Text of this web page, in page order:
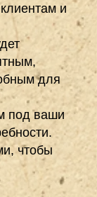
и
для
под ваши
чтобы